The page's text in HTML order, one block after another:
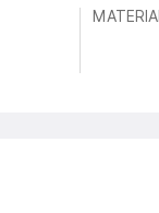
MATERIAL